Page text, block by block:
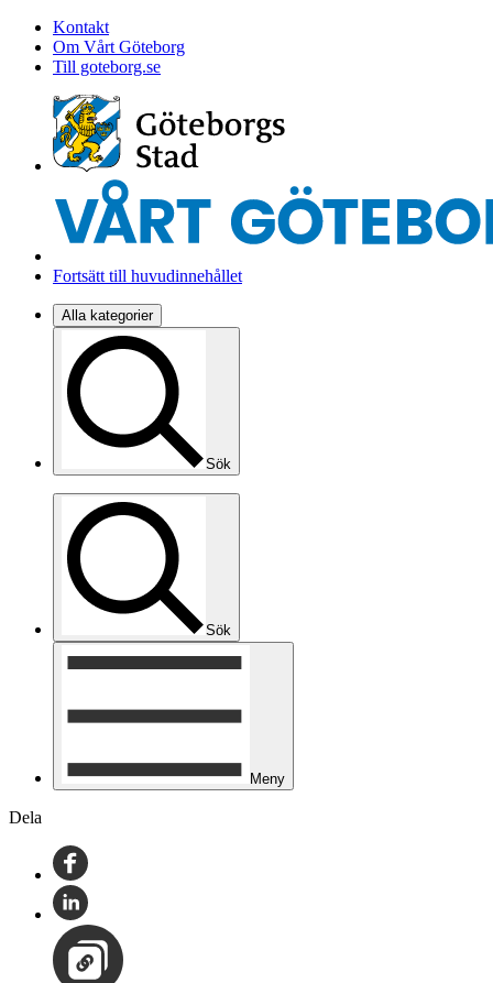
Kontakt
Om Vårt Göteborg
Till goteborg.se
Fortsätt till huvudinnehållet
Alla kategorier
Sök
Sök
Meny
Dela